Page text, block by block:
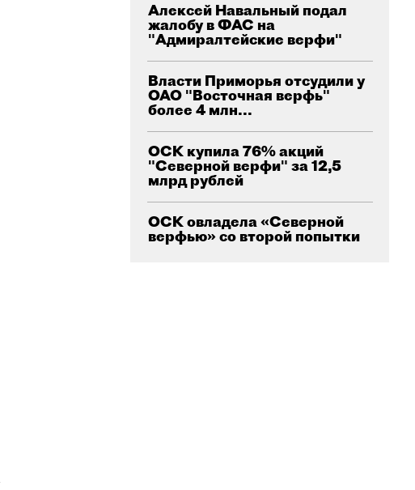
Алексей Навальный подал
жалобу в ФАС на
"Адмиралтейские верфи"
Власти Приморья отсудили у
ОАО "Восточная верфь"
более 4 млн...
ОСК купила 76% акций
"Северной верфи" за 12,5
млрд рублей
ОСК овладела «Северной
верфью» со второй попытки